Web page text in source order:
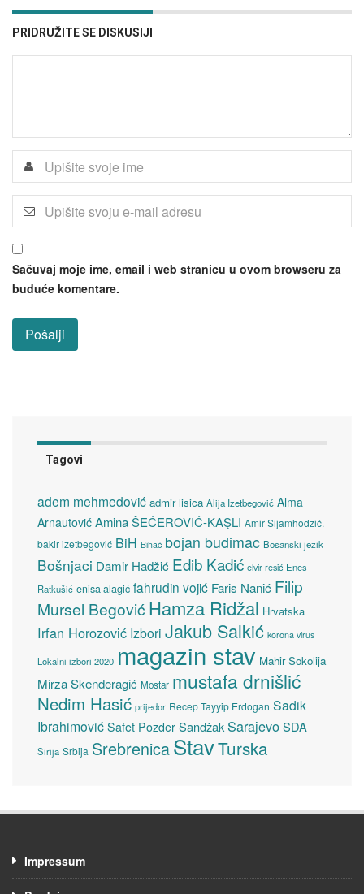
PRIDRUŽITE SE DISKUSIJI
Sačuvaj moje ime, email i web stranicu u ovom browseru za
buduće komentare.
Tagovi
adem mehmedović admir lisica Alija Izetbegović Alma
Arnautović Amina ŠEĆEROVIĆ-KAŞLI Amir Sijamhodžić.
bakir izetbegović BiH Bihać bojan budimac Bosanski jezik
Bošnjaci Damir Hadžić Edib Kadić elvir resić Enes
Ratkušić enisa alagić fahrudin vojić Faris Nanić Filip
Mursel Begović Hamza Ridžal Hrvatska
Irfan Horozović Izbori Jakub Salkić korona virus
Lokalni izbori 2020 magazin stav Mahir Sokolija
Mirza Skenderagić Mostar mustafa drnišlić
Nedim Hasić prijedor Recep Tayyip Erdogan Sadik
Ibrahimović Safet Pozder SandžakSarajevoSDA
Sirija Srbija SrebrenicaStavTurska
Impressum